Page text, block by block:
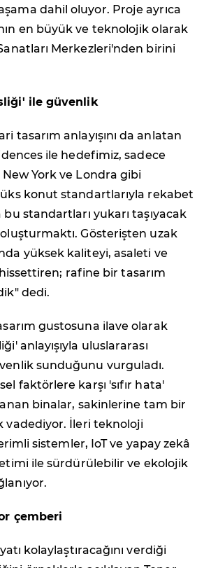
dahil oluyor. Proje ayrıca
en büyük ve teknolojik olarak
Merkezleri'nden birini
ile güvenlik
tasarım anlayışını da anlatan
ile hedefimiz, sadece
York ve Londra gibi
konut standartlarıyla rekabet
standartları yukarı taşıyacak
Gösterişten uzak
yüksek kaliteyi, asaleti ve
rafine bir tasarım
dedi.
gustosuna ilave olarak
anlayışıyla uluslararası
sunduğunu vurguladı.
faktörlere karşı 'sıfır hata'
binalar, sakinlerine tam bir
vadediyor. İleri teknoloji
sistemler, IoT ve yapay zekâ
ile sürdürülebilir ve ekolojik
çemberi
kolaylaştıracağını verdiği